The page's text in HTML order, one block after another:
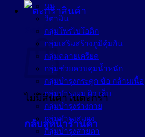
ตะกร้าสินค้า
ไม่มีสินค้าในตะกร้า
กลับสู่หน้าร้านค้า
นม
วิตามิน
กลุ่มโพรไบโอติก
กลุ่มเสริมสร้างภูมิคุ้มกัน
กลุ่มคลายเครียด
กลุ่มช่วยควบคุมน้ำหนัก
กลุ่มบำรุงกระดูก ข้อ กล้ามเนื้อ
กลุ่มบำรุงผม ผิว เล็บ
กลุ่มบำรุงร่างกาย
กลุ่มบำรุงสมอง
กลุ่มบำรุงสายตา